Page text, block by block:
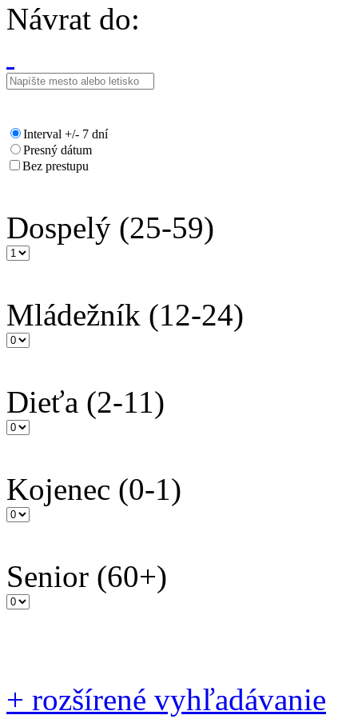
Návrat do:
Interval +/- 7 dní
Presný dátum
Bez prestupu
Dospelý (25-59)
Mládežník (12-24)
Dieťa (2-11)
Kojenec (0-1)
Senior (60+)
+ rozšírené vyhľadávanie